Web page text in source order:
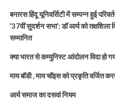
बनारस हिंदू यूनिवर्सिटी में सम्पन्न हुई
’37वीं सुदर्शन सभा’: डॉ आर्य को तक्षशिला
सम्मानित
क्या भारत से कम्युनिस्ट आंदोलन विदा हो
माय बॉडी , माय चॉइस को प्रकृति वर्जित
आर्य समाज का दसवां नियम